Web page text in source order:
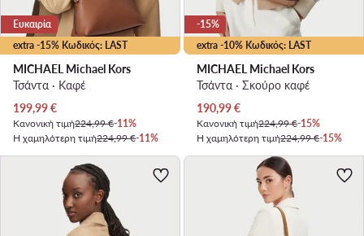
extra -15% Κωδικός: LAST
Ευκαιρία
MICHAEL Michael Kors
Τσάντα · Καφέ
Τρέχουσα τιμή
199,99€
Κανονική τιμή224,99 €-11%
Η χαμηλότερη τιμή224,99 €-11%
extra -10% Κωδικός: LAST
-15%
MICHAEL Michael Kors
Τσάντα · Σκούρο καφέ
Τρέχουσα τιμή
190,99€
Κανονική τιμή224,99 €-15%
Η χαμηλότερη τιμή224,99 €-15%